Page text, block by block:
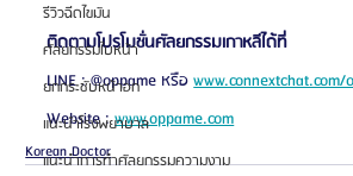
รีวิวฉีดไขมัน
ศัลยกรรมใบหน้า
ยกกระชับหน้าอก
แนะนำโรงพยาบาล
แนะนำการทำศัลยกรรมความงาม
ติดตามโปรโมชั่นศัลยกรรมเกาหลีได้ที่
LINE : @oppame หรือ www.connextchat.com/
Website : www.oppame.com
Korean Doctor